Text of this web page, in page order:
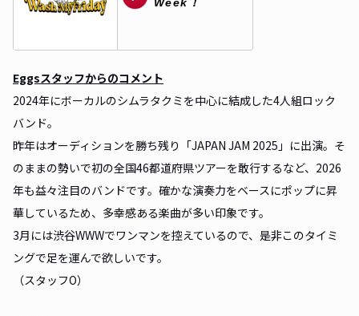
Eggsスタッフからのコメント
2024年にボーカルのシムラタクミを中心に結成した4人組ロック
バンド。
昨年はオーディションを勝ち残り「JAPAN JAM 2025」に出演。そ
のままの勢いで初の全国46都道府県ツアーを敢行するなど、2026
年も益々注目のバンドです。確かな演奏力をベースにポップに昇
華しているため、多幸感ある楽曲が多い印象です。
3月には渋谷WWWでワンマンを控えているので、是非このタイミ
ングで足を運んで欲しいです。
（スタッフO）